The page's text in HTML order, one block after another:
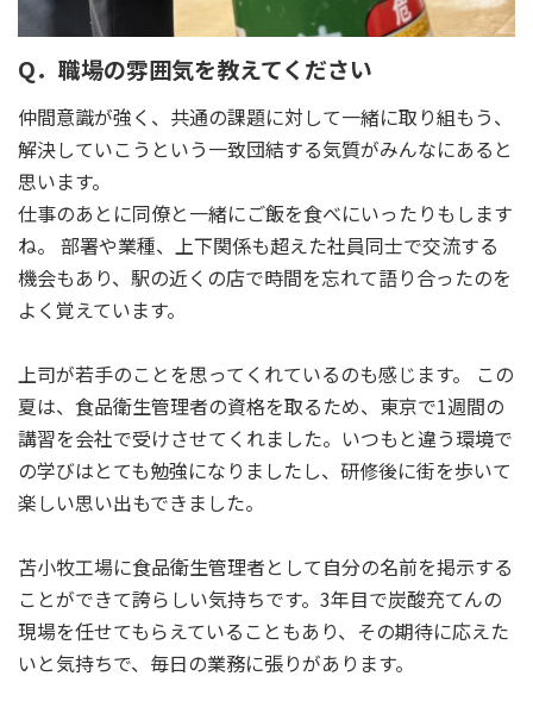
Q．職場の雰囲気を教えてください
仲間意識が強く、共通の課題に対して一緒に取り組もう、
解決していこうという一致団結する気質がみんなにあると
思います。
仕事のあとに同僚と一緒にご飯を食べにいったりもします
ね。 部署や業種、上下関係も超えた社員同士で交流する
機会もあり、駅の近くの店で時間を忘れて語り合ったのを
よく覚えています。
上司が若手のことを思ってくれているのも感じます。 この
夏は、食品衛生管理者の資格を取るため、東京で1週間の
講習を会社で受けさせてくれました。いつもと違う環境で
の学びはとても勉強になりましたし、研修後に街を歩いて
楽しい思い出もできました。
苫小牧工場に食品衛生管理者として自分の名前を掲示する
ことができて誇らしい気持ちです。3年目で炭酸充てんの
現場を任せてもらえていることもあり、その期待に応えた
いと気持ちで、毎日の業務に張りがあります。